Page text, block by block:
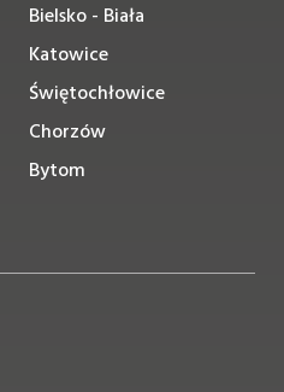
Bielsko - Biała
Katowice
Świętochłowice
Chorzów
Bytom